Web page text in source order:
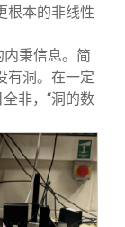
根本的非线性
秉信息。简
有洞。在一定
非，“洞的数